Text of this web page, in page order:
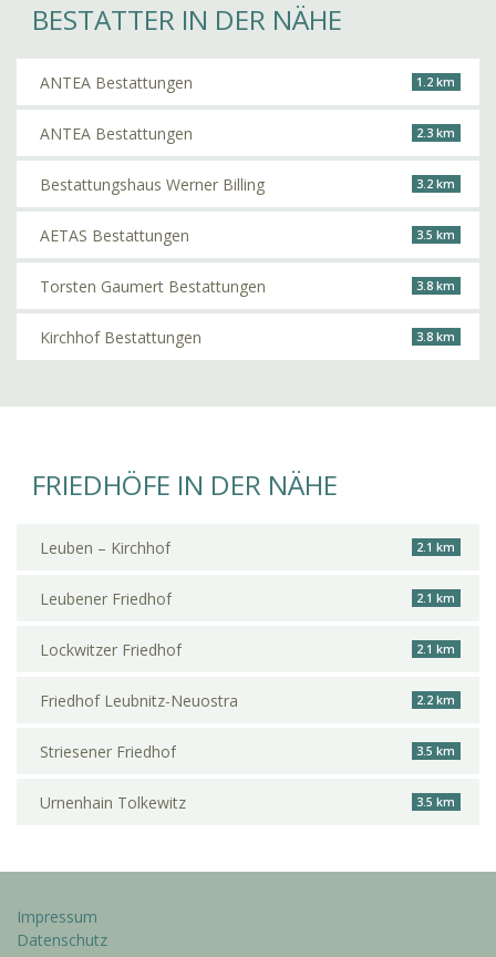
BESTATTER IN DER NÄHE
ANTEA Bestattungen 1.2 km
ANTEA Bestattungen 2.3 km
Bestattungshaus Werner Billing 3.2 km
AETAS Bestattungen 3.5 km
Torsten Gaumert Bestattungen 3.8 km
Kirchhof Bestattungen 3.8 km
FRIEDHÖFE IN DER NÄHE
Leuben – Kirchhof 2.1 km
Leubener Friedhof 2.1 km
Lockwitzer Friedhof 2.1 km
Friedhof Leubnitz-Neuostra 2.2 km
Striesener Friedhof 3.5 km
Urnenhain Tolkewitz 3.5 km
Impressum
Datenschutz